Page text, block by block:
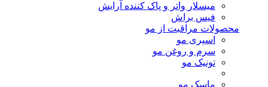
میسلار واتر و پاک کننده آرایش
فیس براش
محصولات مراقبت از مو
اسپری مو
سرم و روغن مو
تونیک مو
ماسک مو